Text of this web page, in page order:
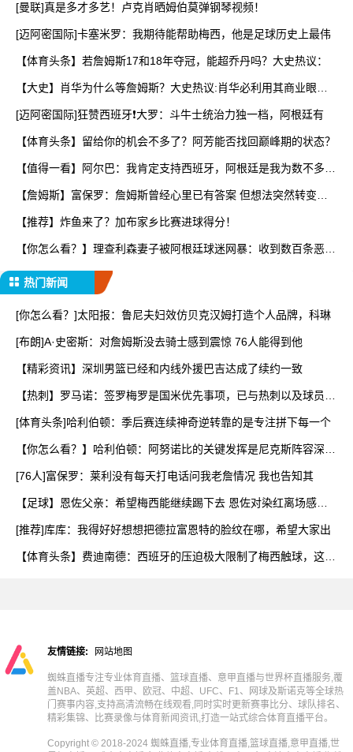
[曼联]真是多才多艺！卢克肖晒姆伯莫弹钢琴视频！
[迈阿密国际]卡塞米罗：我期待能帮助梅西，他是足球历史上最伟
【体育头条】若詹姆斯17和18年夺冠，能超乔丹吗？大史热议：
【大史】肖华为什么等詹姆斯？大史热议:肖华必利用其商业眼光
[迈阿密国际]狂赞西班牙❗大罗：斗牛士统治力独一档，阿根廷有
【体育头条】留给你的机会不多了？阿芳能否找回巅峰期的状态？
【值得一看】阿尔巴：我肯定支持西班牙，阿根廷是我为数不多会
【詹姆斯】富保罗：詹姆斯曾经心里已有答案 但想法突然转变又
【推荐】炸鱼来了？加布家乡比赛进球得分！
【你怎么看？】理查利森妻子被阿根廷球迷网暴：收到数百条恶
热门新闻
[你怎么看？]太阳报：鲁尼夫妇效仿贝克汉姆打造个人品牌，科琳
[布朗]A·史密斯：对詹姆斯没去骑士感到震惊 76人能得到他
【精彩资讯】深圳男篮已经和内线外援巴吉达成了续约一致
【热刺】罗马诺：签罗梅罗是国米优先事项，已与热刺以及球员阵
[体育头条]哈利伯顿：季后赛连续神奇逆转靠的是专注拼下每一个
【你怎么看？】哈利伯顿：阿努诺比的关键发挥是尼克斯阵容深度
[76人]富保罗：莱利没有每天打电话问我老詹情况 我也告知其
【足球】恩佐父亲：希望梅西能继续踢下去 恩佐对染红离场感到
[推荐]库库：我得好好想想把德拉富恩特的脸纹在哪，希望大家出
【体育头条】费迪南德：西班牙的压迫极大限制了梅西触球，这是
友情链接: 网站地图
蜘蛛直播专注专业体育直播、篮球直播、意甲直播与世界杯直播服务,覆
盖NBA、英超、西甲、欧冠、中超、UFC、F1、网球及斯诺克等全球热
门赛事内容,支持高清流畅在线观看,同时实时更新赛事比分、球队排名、
精彩集锦、比赛录像与体育新闻资讯,打造一站式综合体育直播平台。
Copyright © 2018-2024 蜘蛛直播,专业体育直播,篮球直播,意甲直播,世